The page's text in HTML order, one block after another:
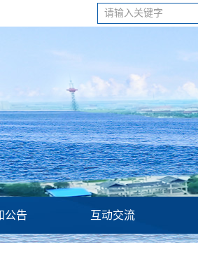
请输入关键字
公告 互动交流